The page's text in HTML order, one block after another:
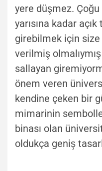
yere düşmez.
yarısına kadar
girebilmek için size
verilmiş
sallayan
önem veren
kendine çeken bir
mimarinin
binası olan
oldukça geniş